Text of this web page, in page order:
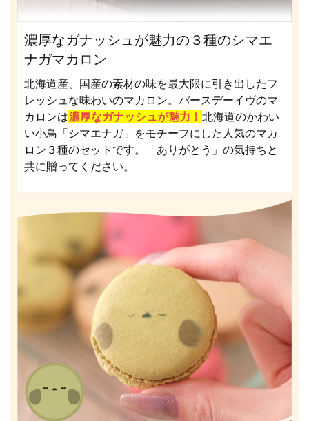
濃厚なガナッシュが魅力の３種のシマエ
ナガマカロン
北海道産、国産の素材の味を最大限に引き出したフ
レッシュな味わいのマカロン。バースデーイヴのマ
カロンは濃厚なガナッシュが魅力！ 北海道のかわい
い小鳥「シマエナガ」をモチーフにした人気のマカ
ロン３種のセットです。「ありがとう」の気持ちと
共に贈ってください。